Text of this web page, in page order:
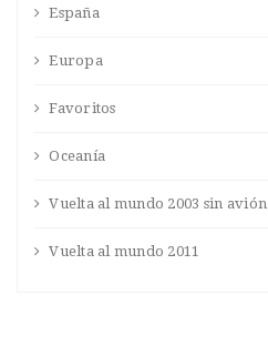
España
Europa
Favoritos
Oceanía
Vuelta al mundo 2003 sin avión
Vuelta al mundo 2011